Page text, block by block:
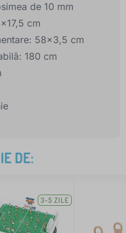
de 10 mm
cm
58x3,5 cm
180 cm
DE:
3-5 ZILE